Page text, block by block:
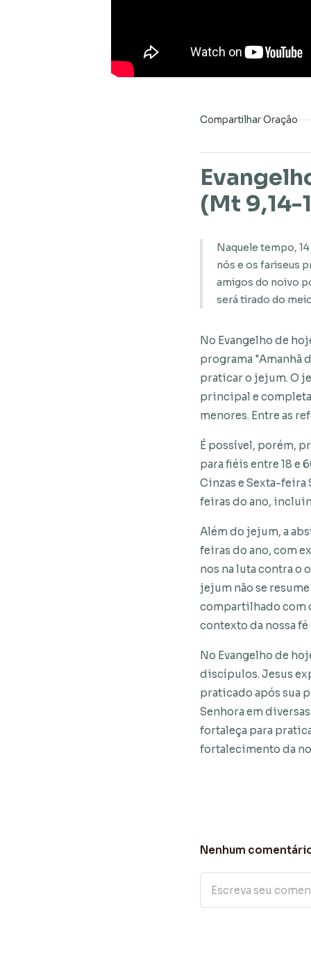
Compartilhar Oração
(Mt 9,14-
Naquele tempo,
nós e os fariseus
amigos do noivo
será tirado do
No Evangelho de
programa "Amanhã
praticar o jejum. O
principal e
menores. Entre as
É possível, porém,
para fiéis entre 18 e
Cinzas e Sexta-
feiras do ano,
Além do jejum, a
feiras do ano, com
nos na luta contra o
jejum não se
compartilhado com
contexto da nossa
No Evangelho de
discípulos. Jesus
praticado após sua
Senhora em
fortaleça para
fortalecimento da